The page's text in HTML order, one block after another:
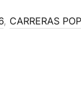
, CARRERAS